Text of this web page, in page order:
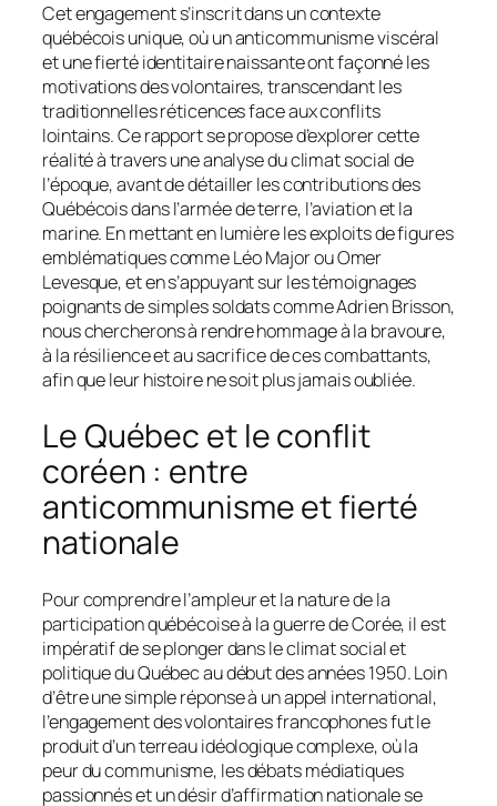
Cet engagement s’inscrit dans un contexte
québécois unique, où un anticommunisme viscéral
et une fierté identitaire naissante ont façonné les
motivations des volontaires, transcendant les
traditionnelles réticences face aux conflits
lointains. Ce rapport se propose d’explorer cette
réalité à travers une analyse du climat social de
l’époque, avant de détailler les contributions des
Québécois dans l’armée de terre, l’aviation et la
marine. En mettant en lumière les exploits de figures
emblématiques comme Léo Major ou Omer
Levesque, et en s’appuyant sur les témoignages
poignants de simples soldats comme Adrien Brisson,
nous chercherons à rendre hommage à la bravoure,
à la résilience et au sacrifice de ces combattants,
afin que leur histoire ne soit plus jamais oubliée.
Le Québec et le conflit
coréen : entre
anticommunisme et fierté
nationale
Pour comprendre l’ampleur et la nature de la
participation québécoise à la guerre de Corée, il est
impératif de se plonger dans le climat social et
politique du Québec au début des années 1950. Loin
d’être une simple réponse à un appel international,
l’engagement des volontaires francophones fut le
produit d’un terreau idéologique complexe, où la
peur du communisme, les débats médiatiques
passionnés et un désir d’affirmation nationale se